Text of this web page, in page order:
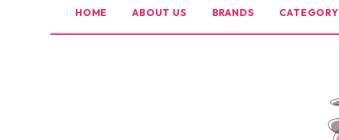
HOME ABOUT US BRANDS CATEGORY